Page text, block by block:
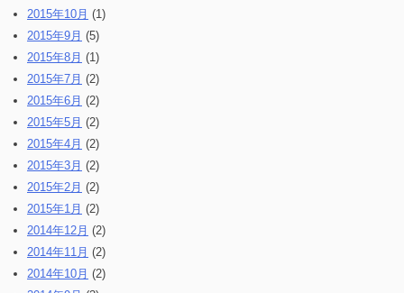
2015年10月 (1)
2015年9月 (5)
2015年8月 (1)
2015年7月 (2)
2015年6月 (2)
2015年5月 (2)
2015年4月 (2)
2015年3月 (2)
2015年2月 (2)
2015年1月 (2)
2014年12月 (2)
2014年11月 (2)
2014年10月 (2)